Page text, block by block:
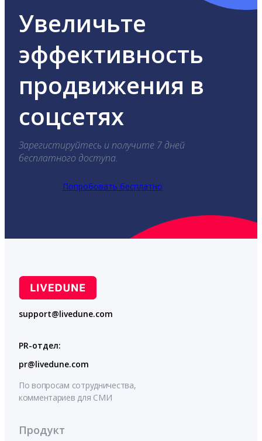
Увеличьте
эффективность
продвижения в
соцсетях
Зарегистируйтесь и получите 7 дней
бесплатного доступа.
Попробовать бесплатно
support@livedune.com
PR-отдел:
pr@livedune.com
По вопросам сотрудничества,
комментариев для СМИ
Продукт